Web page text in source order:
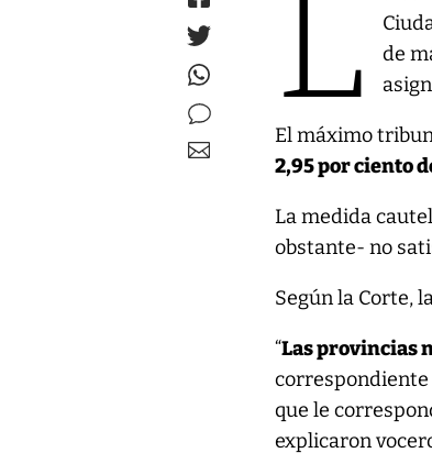
L
de
El máximo
2,95 por ciento
La medida
obstante- no
Según la Corte,
“Las provincias
correspondiente
que le
explicaron